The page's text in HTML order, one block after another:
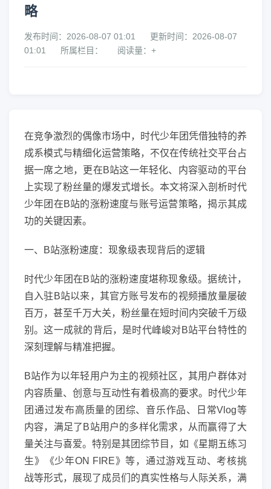
略
发布时间：2026-08-07 01:01
更新时间：2026-08-07
01:01
所属栏目： 阅读量：+
在竞争激烈的偶像市场中，时代少年团凭借独特的养
成系模式与精细化运营策略，不仅在传统社交平台占
据一席之地，更在B站这一年轻化、内容驱动的平台
上实现了粉丝量的爆发式增长。本文将深入剖析时代
少年团在B站的涨粉速度与账号运营策略，揭示其成
功的关键因素。
一、B站涨粉速度：现象级表现背后的逻辑
时代少年团在B站的涨粉速度堪称现象级。据统计，
自入驻B站以来，其官方账号发布的视频播放量屡破
百万，甚至千万大关，粉丝量在短时间内突破千万级
别。这一成就的背后，是时代峰峻对B站平台特性的
深刻理解与精准把握。
B站作为以年轻用户为主的视频社区，其用户群体对
内容质量、创意与互动性有着极高的要求。时代少年
团通过发布高质量的团综、音乐作品、日常Vlog等
内容，满足了B站用户的多样化需求，从而赢得了大
量关注与喜爱。特别是其团综节目，如《星期五练习
生》《少年ON FIRE》等，通过游戏互动、考核挑
战等形式，展现了成员们的真实性格与人际关系，满